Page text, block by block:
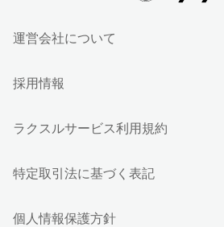
運営会社について
採用情報
ラクスルサービス利用規約
特定取引法に基づく表記
個人情報保護方針